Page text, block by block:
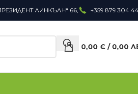
ЛИНКЪЛН“ 66, +359 879 304
0,00 € / 0,00